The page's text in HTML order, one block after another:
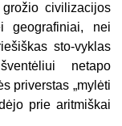
civilizacijos
geografiniai, nei
sto-vyklas
netapo
priverstas „mylėti
prie aritmiškai